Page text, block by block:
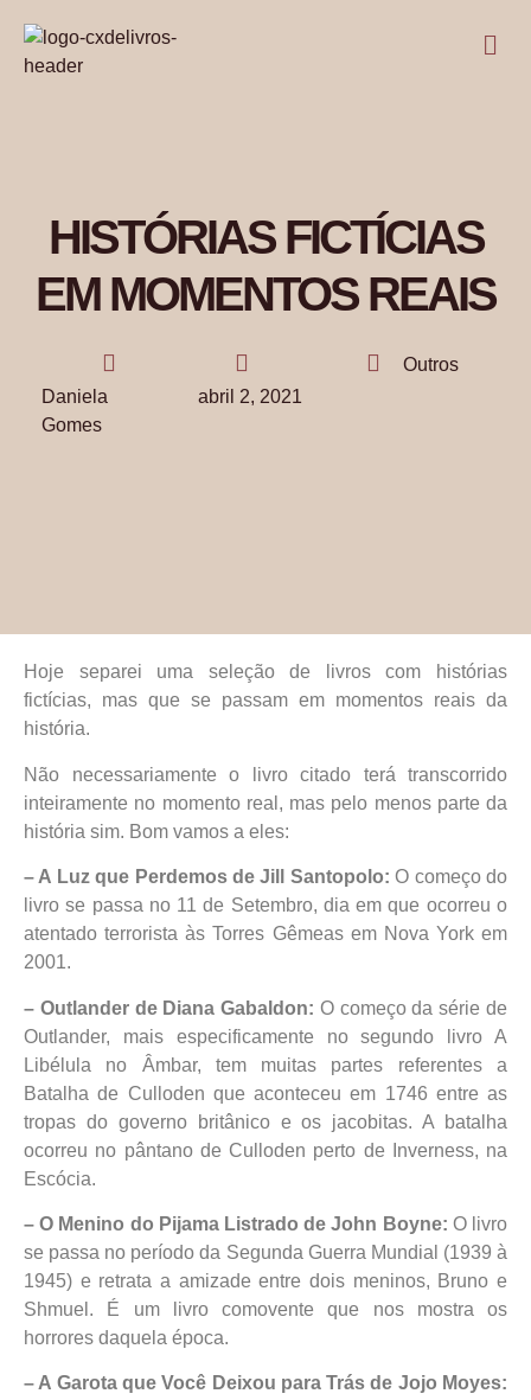
HISTÓRIAS FICTÍCIAS
EM MOMENTOS REAIS
Daniela
Gomes
abril 2, 2021
Outros
Hoje separei uma seleção de livros com histórias
fictícias, mas que se passam em momentos reais da
história.
Não necessariamente o livro citado terá transcorrido
inteiramente no momento real, mas pelo menos parte da
história sim. Bom vamos a eles:
– A Luz que Perdemos de Jill Santopolo: O começo do
livro se passa no 11 de Setembro, dia em que ocorreu o
atentado terrorista às Torres Gêmeas em Nova York em
2001.
– Outlander de Diana Gabaldon: O começo da série de
Outlander, mais especificamente no segundo livro A
Libélula no Âmbar, tem muitas partes referentes a
Batalha de Culloden que aconteceu em 1746 entre as
tropas do governo britânico e os jacobitas. A batalha
ocorreu no pântano de Culloden perto de Inverness, na
Escócia.
– O Menino do Pijama Listrado de John Boyne: O livro
se passa no período da Segunda Guerra Mundial (1939 à
1945) e retrata a amizade entre dois meninos, Bruno e
Shmuel. É um livro comovente que nos mostra os
horrores daquela época.
– A Garota que Você Deixou para Trás de Jojo Moyes: